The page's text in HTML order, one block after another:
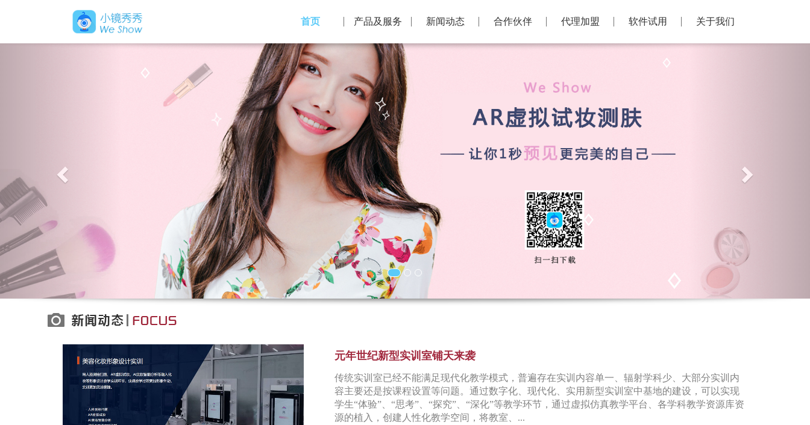
首页 产品及服务 新闻动态 合作伙伴 代理加盟 软件试用 关于我们
元年世纪新型实训室铺天来袭
传统实训室已经不能满足现代化教学模式，普遍存在实训内容单一、辐射学科少、大部分实训内
容主要还是按课程设置等问题。通过数字化、现代化、实用新型实训室中基地的建设，可以实现
学生“体验”、“思考”、“探究”、“深化”等教学环节，通过虚拟仿真教学平台、各学科教学资源库资
源的植入，创建人性化教学空间，将教室、...